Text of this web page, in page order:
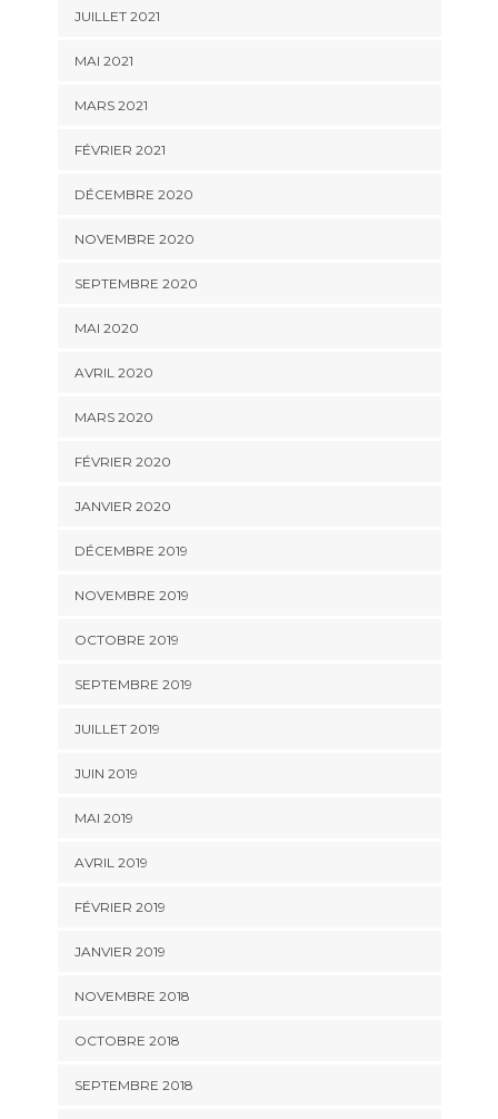
JUILLET 2021
MAI 2021
MARS 2021
FÉVRIER 2021
DÉCEMBRE 2020
NOVEMBRE 2020
SEPTEMBRE 2020
MAI 2020
AVRIL 2020
MARS 2020
FÉVRIER 2020
JANVIER 2020
DÉCEMBRE 2019
NOVEMBRE 2019
OCTOBRE 2019
SEPTEMBRE 2019
JUILLET 2019
JUIN 2019
MAI 2019
AVRIL 2019
FÉVRIER 2019
JANVIER 2019
NOVEMBRE 2018
OCTOBRE 2018
SEPTEMBRE 2018